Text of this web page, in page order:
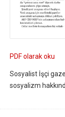
PDF olarak oku
Sosyalist İşçi
sosyalizm